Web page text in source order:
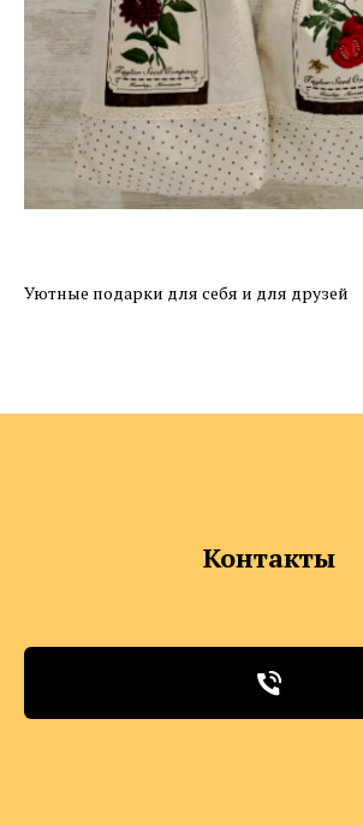
Уютные подарки для себя и для друзей
Контакты